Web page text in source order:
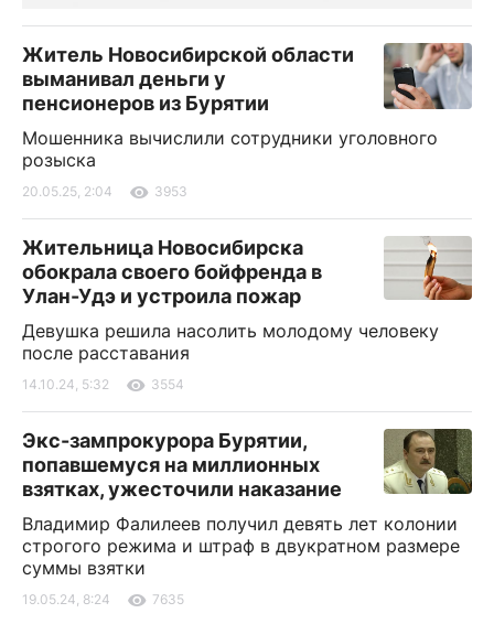
Житель Новосибирской области
выманивал деньги у
пенсионеров из Бурятии
Мошенника вычислили сотрудники уголовного
розыска
20.05.25, 2:04 3953
Жительница Новосибирска
обокрала своего бойфренда в
Улан-Удэ и устроила пожар
Девушка решила насолить молодому человеку
после расставания
14.10.24, 5:32 3554
Экс-зампрокурора Бурятии,
попавшемуся на миллионных
взятках, ужесточили наказание
Владимир Фалилеев получил девять лет колонии
строгого режима и штраф в двукратном размере
суммы взятки
19.05.24, 8:24 7635